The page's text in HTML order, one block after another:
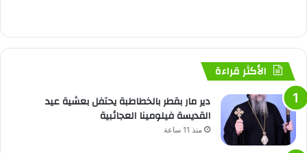
الأكثر قراءة
دير مار بقطر بالخطاطبة يحتفل بعشية عيد
القديسة فيلومينا العجائبية
منذ 11 ساعة